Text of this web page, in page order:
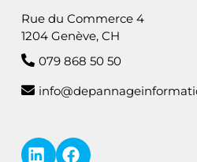
Rue du Commerce 4
1204 Genève, CH
079 868 50 50